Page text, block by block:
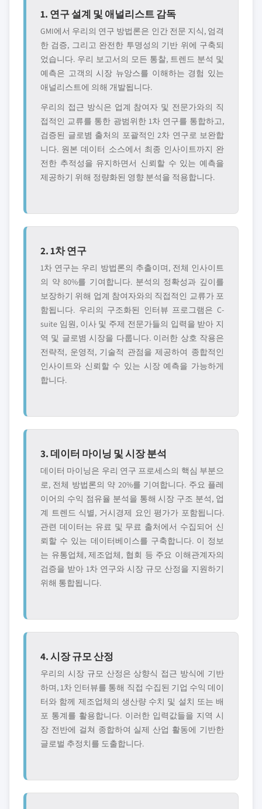
1. 연구 설계 및 애널리스트 감독
GMI에서 우리의 연구 방법론은 인간 전문 지식, 엄격
한 검증, 그리고 완전한 투명성의 기반 위에 구축되
었습니다. 우리 보고서의 모든 통찰, 트렌드 분석 및
예측은 고객의 시장 뉴앙스를 이해하는 경험 있는
애널리스트에 의해 개발됩니다.
우리의 접근 방식은 업계 참여자 및 전문가와의 직
접적인 교류를 통한 광범위한 1차 연구를 통합하고,
검증된 글로볌 출처의 포괄적인 2차 연구로 보완합
니다. 원본 데이터 소스에서 최종 인사이트까지 완
전한 추적성을 유지하면서 신뢰할 수 있는 예측을
제공하기 위해 정량화된 영향 분석을 적용합니다.
2. 1차 연구
1차 연구는 우리 방법론의 추출이며, 전체 인사이트
의 약 80%를 기여합니다. 분석의 정확성과 깊이를
보장하기 위해 업계 참여자와의 직접적인 교류가 포
함됩니다. 우리의 구조화된 인터뷰 프로그램은 C-
suite 임원, 이사 및 주제 전문가들의 입력을 받아 지
역 및 글로볌 시장을 다룹니다. 이러한 상호 작용은
전략적, 운영적, 기술적 관점을 제공하여 종합적인
인사이트와 신뢰할 수 있는 시장 예측을 가능하게
합니다.
3. 데이터 마이닝 및 시장 분석
데이터 마이닝은 우리 연구 프로세스의 핵심 부분으
로, 전체 방법론의 약 20%를 기여합니다. 주요 플레
이어의 수익 점유율 분석을 통해 시장 구조 분석, 업
계 트렌드 식별, 거시경제 요인 평가가 포함됩니다.
관련 데이터는 유료 및 무료 출처에서 수집되어 신
뢰할 수 있는 데이터베이스를 구축합니다. 이 정보
는 유통업체, 제조업체, 협회 등 주요 이해관계자의
검증을 받아 1차 연구와 시장 규모 산정을 지원하기
위해 통합됩니다.
4. 시장 규모 산정
우리의 시장 규모 산정은 상향식 접근 방식에 기반
하며, 1차 인터뷰를 통해 직접 수집된 기업 수익 데이
터와 함께 제조업체의 생산량 수치 및 설치 또는 배
포 통계를 활용합니다. 이러한 입력값들을 지역 시
장 전반에 걸쳐 종합하여 실제 산업 활동에 기반한
글로벌 추정치를 도출합니다.